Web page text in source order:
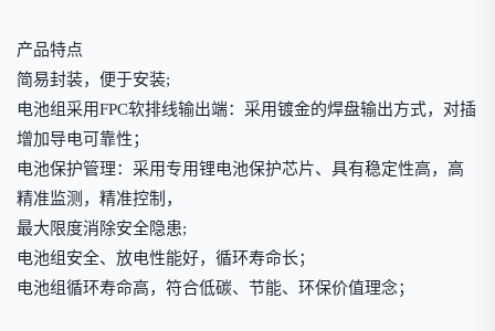
产品特点
简易封装，便于安装;
电池组采用FPC软排线输出端：采用镀金的焊盘输出方式，对插
增加导电可靠性；
电池保护管理：采用专用锂电池保护芯片、具有稳定性高，高
精准监测，精准控制，
最大限度消除安全隐患;
电池组安全、放电性能好，循环寿命长；
电池组循环寿命高，符合低碳、节能、环保价值理念；